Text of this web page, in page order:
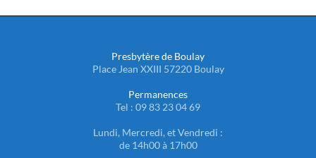
Presbytère de Boulay
Place Jean XXIII 57220 Boulay
Permanences
Tel : 09 83 23 04 69
Lundi, Mercredi, et Vendredi :
de 14h00 à 17h00